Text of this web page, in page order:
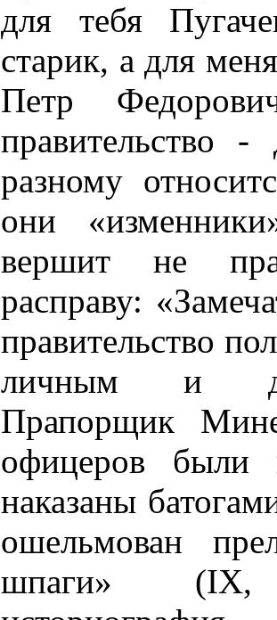
для тебя
старик, а для
Петр
правительство
разному
они
вершит не
расправу:
правительство
личным и
Прапорщик
офицеров были
наказаны
ошельмован
шпаги» (IX,